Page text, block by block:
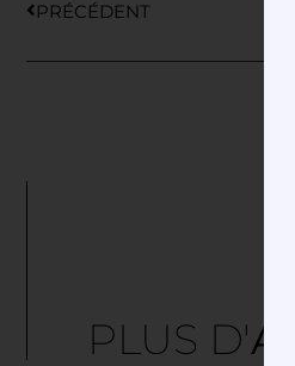
PRÉCÉDENT
PLUS D'